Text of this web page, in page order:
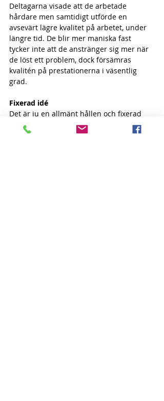
Deltagarna visade att de arbetade
hårdare men samtidigt utförde en
avsevärt lägre kvalitet på arbetet, under
längre tid. De blir mer maniska fast
tycker inte att de anstränger sig mer när
de löst ett problem, dock försämras
kvalitén på prestationerna i väsentlig
grad.
Fixerad idé
Det är ju en allmänt hållen och fixerad
”sanning” att amfetamin ökar
koncentrationsförmågan, men i själva